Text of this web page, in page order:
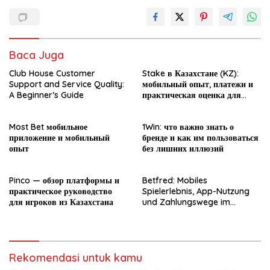
Baca Juga
Club House Customer
Support and Service Quality:
A Beginner’s Guide
Stake в Казахстане (KZ):
мобильный опыт, платежи и
практическая оценка для
Most Bet мобильное
приложение и мобильный
опыт
1Win: что важно знать о
бренде и как им пользоваться
без лишних иллюзий
Pinco — обзор платформы и
практическое руководство
для игроков из Казахстана
Betfred: Mobiles
Spielerlebnis, App-Nutzung
und Zahlungswege im
Rekomendasi untuk kamu